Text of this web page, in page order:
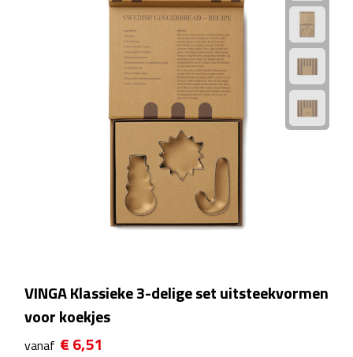
Drinkflessen
Opvouwbare drinkfles
Drinkflessen met karabijnhaak
Drinkglazen
Glazen & karaffen
VINGA Klassieke 3-delige set uitsteekvormen
voor koekjes
vanaf € 6,51